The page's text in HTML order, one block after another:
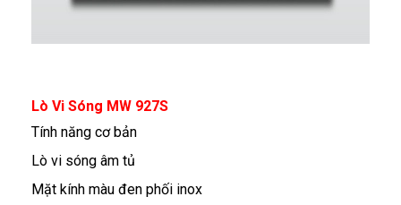
Lò Vi Sóng MW 927S
Tính năng cơ bản
Lò vi sóng âm tủ
Mặt kính màu đen phối inox